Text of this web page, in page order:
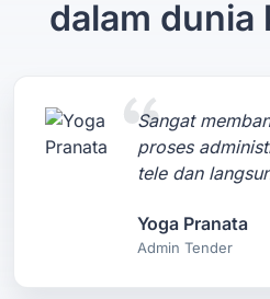
dalam
Sangat
proses
tele dan
Yoga Pranata
Admin Tender